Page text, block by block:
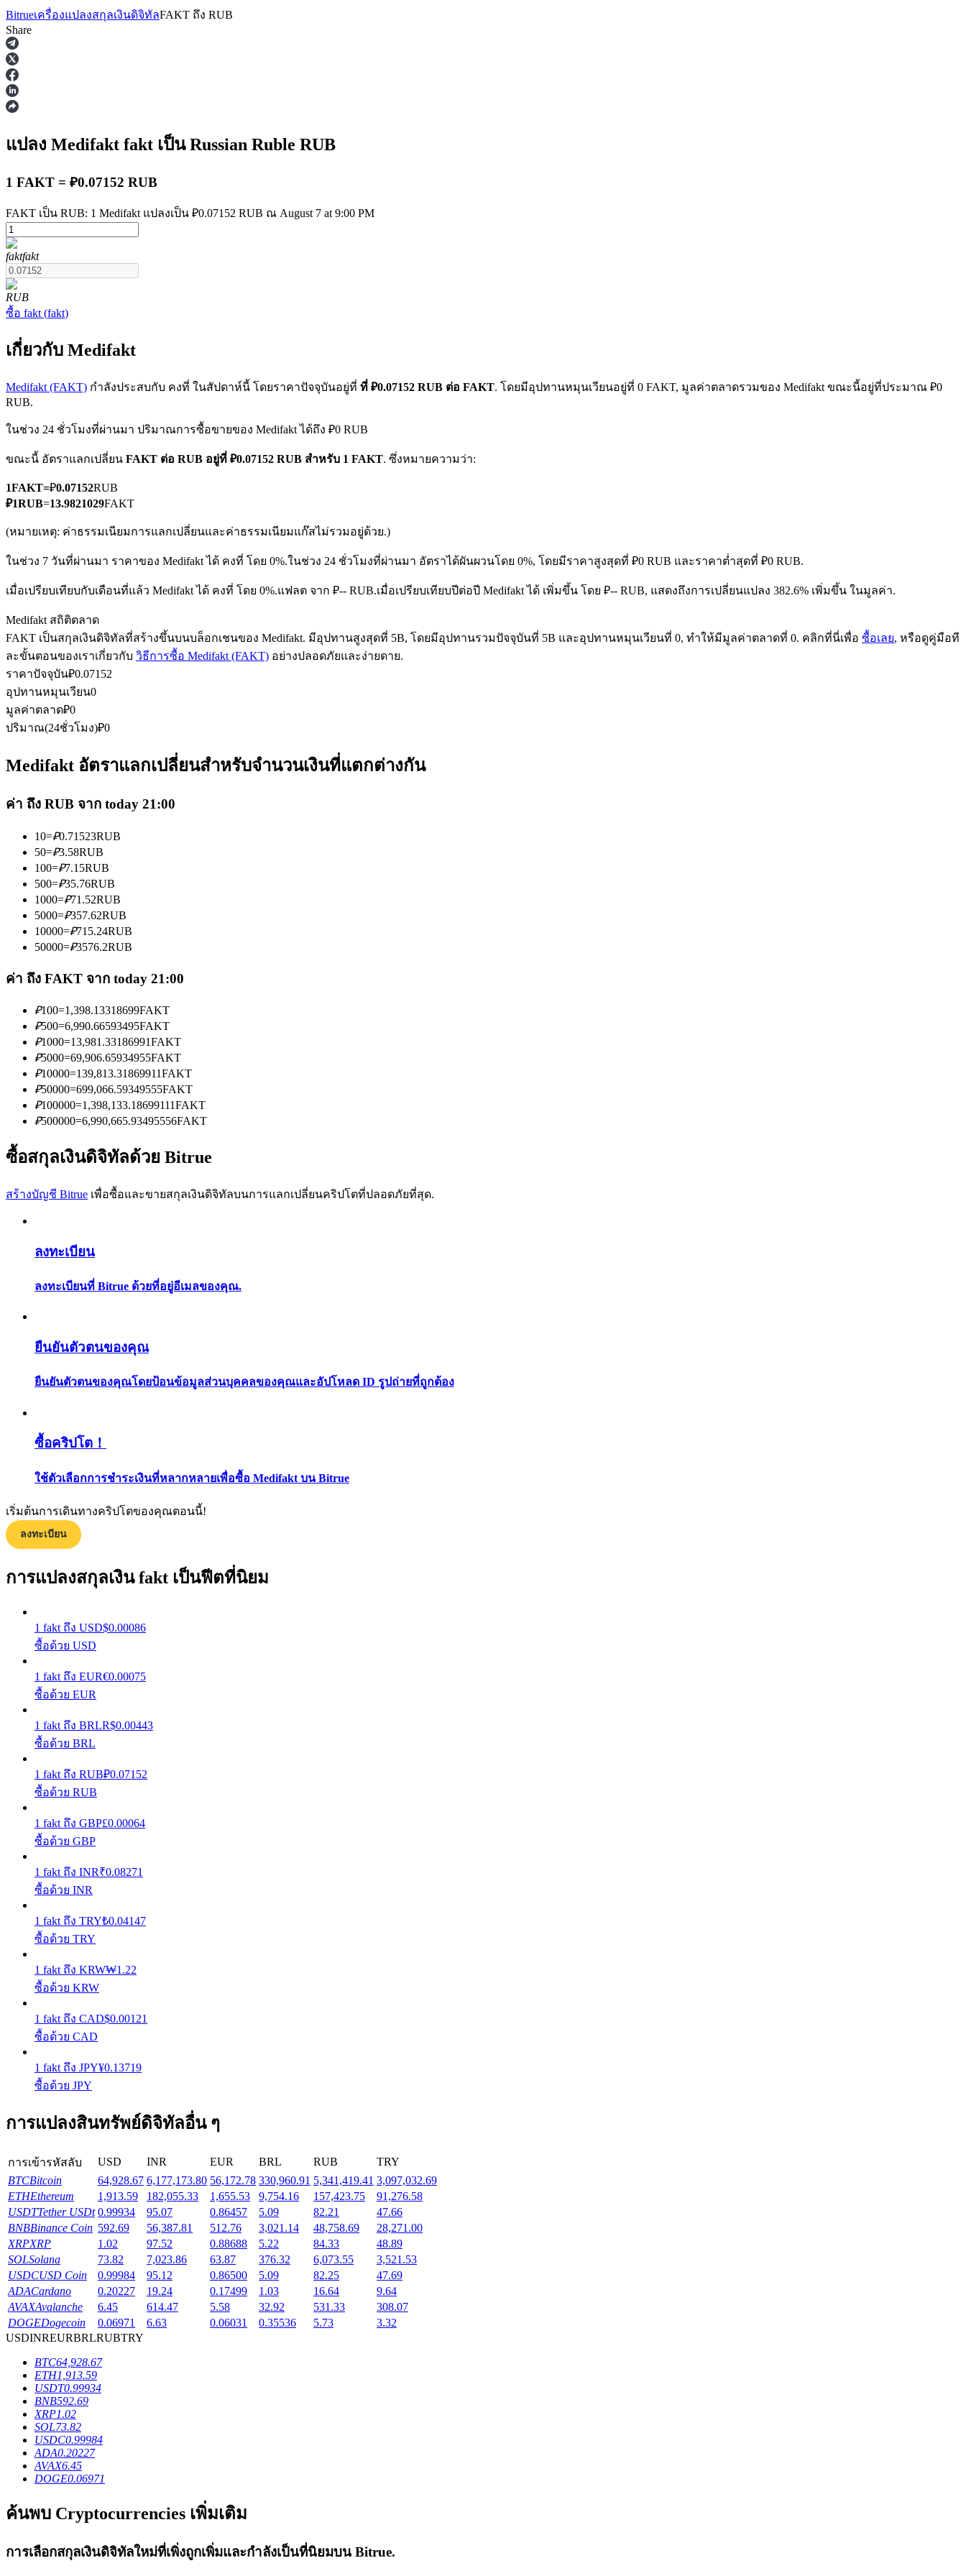
ฟิวเจอร์ส
ฟิวเจอร์ส USDT
อนุพันธ์ของหุ้น ฟอเร็กซ์ โลหะมีค่า และสินค้าโภคภัณฑ์
ฟิวเจอร์ส USDC
ฟิวเจอร์สที่ใช้ USDC เป็นหลักประกัน
คัดลอกการซื้อขาย
เข้าร่วมกับเทรดเดอร์ชั้นนำ
เป็นเทรดเดอร์คัดลอก
เพลิดเพลินกับการแบ่งปันผลกำไรและค่าคอมมิชชั่นการคัดลอกการซื้อขาย
ข้อมูล
การวิเคราะห์ข้อมูลขนาดใหญ่ รวมถึงข้อมูลการค้า ฯลฯ
เรียนรู้วิธีการรักษาผลกำไร
ได้รับ
พาวเวอร์พิกกี้
รับรางวัลการแข่งขันทุกวัน
การปักหลัก
ผลตอบแทนสูงและเข้าถึงได้ทันที
Launchpool
การเซ้งแบบยืดหยุ่นเพื่อรับโทเคนยอดนิยม
การล็อค BTR
การลงทุนพิเศษสำหรับผู้ถือ BTR
Bitrueเครื่องแปลงสกุลเงินดิจิทัลFAKT ถึง RUB
Share
แปลง Medifakt fakt เป็น Russian Ruble RUB
1 FAKT = ₽0.07152 RUB
FAKT เป็น RUB: 1 Medifakt แปลงเป็น ₽0.07152 RUB ณ August 7 at 9:00 PM
faktfakt
RUB
ซื้อ fakt (fakt)
เกี่ยวกับ Medifakt
Medifakt (FAKT) กำลังประสบกับ คงที่ ในสัปดาห์นี้ โดยราคาปัจจุบันอยู่ที่ ที่ ₽0.07152 RUB ต่อ FAKT. โดยมีอุปทานหมุนเวียนอยู่ที่ 0 FAKT, มูลค่าตลาดรวมของ Medifakt ขณะนี้อยู่ที่ประมาณ ₽0
RUB.
ในช่วง 24 ชั่วโมงที่ผ่านมา ปริมาณการซื้อขายของ Medifakt ได้ถึง ₽0 RUB
ขณะนี้ อัตราแลกเปลี่ยน FAKT ต่อ RUB อยู่ที่ ₽0.07152 RUB สำหรับ 1 FAKT. ซึ่งหมายความว่า:
1FAKT=₽0.07152RUB
₽1RUB=13.9821029FAKT
(หมายเหตุ: ค่าธรรมเนียมการแลกเปลี่ยนและค่าธรรมเนียมแก๊สไม่รวมอยู่ด้วย.)
ในช่วง 7 วันที่ผ่านมา ราคาของ Medifakt ได้ คงที่ โดย 0%.ในช่วง 24 ชั่วโมงที่ผ่านมา อัตราได้ผันผวนโดย 0%, โดยมีราคาสูงสุดที่ ₽0 RUB และราคาต่ำสุดที่ ₽0 RUB.
เมื่อเปรียบเทียบกับเดือนที่แล้ว Medifakt ได้ คงที่ โดย 0%.แฟลต จาก ₽-- RUB.เมื่อเปรียบเทียบปีต่อปี Medifakt ได้ เพิ่มขึ้น โดย ₽-- RUB, แสดงถึงการเปลี่ยนแปลง 382.6% เพิ่มขึ้น ในมูลค่า.
Medifakt สถิติตลาด
FAKT เป็นสกุลเงินดิจิทัลที่สร้างขึ้นบนบล็อกเชนของ Medifakt. มีอุปทานสูงสุดที่ 5B, โดยมีอุปทานรวมปัจจุบันที่ 5B และอุปทานหมุนเวียนที่ 0, ทำให้มีมูลค่าตลาดที่ 0. คลิกที่นี่เพื่อ ซื้อเลย, หรือดูคู่มือที
ละขั้นตอนของเราเกี่ยวกับ วิธีการซื้อ Medifakt (FAKT) อย่างปลอดภัยและง่ายดาย.
ราคาปัจจุบัน₽0.07152
อุปทานหมุนเวียน0
มูลค่าตลาด₽0
ปริมาณ(24ชั่วโมง)₽0
Medifakt อัตราแลกเปลี่ยนสำหรับจำนวนเงินที่แตกต่างกัน
ค่า ถึง RUB จาก today 21:00
10=₽0.71523RUB
50=₽3.58RUB
100=₽7.15RUB
500=₽35.76RUB
1000=₽71.52RUB
5000=₽357.62RUB
10000=₽715.24RUB
50000=₽3576.2RUB
ค่า ถึง FAKT จาก today 21:00
₽100=1,398.13318699FAKT
₽500=6,990.66593495FAKT
₽1000=13,981.33186991FAKT
₽5000=69,906.65934955FAKT
₽10000=139,813.31869911FAKT
₽50000=699,066.59349555FAKT
₽100000=1,398,133.18699111FAKT
₽500000=6,990,665.93495556FAKT
ซื้อสกุลเงินดิจิทัลด้วย Bitrue
สร้างบัญชี Bitrue เพื่อซื้อและขายสกุลเงินดิจิทัลบนการแลกเปลี่ยนคริปโตที่ปลอดภัยที่สุด.
ลงทะเบียน
ลงทะเบียนที่ Bitrue ด้วยที่อยู่อีเมลของคุณ.
ยืนยันตัวตนของคุณ
ยืนยันตัวตนของคุณโดยป้อนข้อมูลส่วนบุคคลของคุณและอัปโหลด ID รูปถ่ายที่ถูกต้อง
ซื้อคริปโต！
ใช้ตัวเลือกการชำระเงินที่หลากหลายเพื่อซื้อ Medifakt บน Bitrue
เริ่มต้นการเดินทางคริปโตของคุณตอนนี้!
ลงทะเบียน
การแปลงสกุลเงิน fakt เป็นฟีตที่นิยม
1 fakt ถึง USD$0.00086
ซื้อด้วย USD
1 fakt ถึง EUR€0.00075
ซื้อด้วย EUR
1 fakt ถึง BRLR$0.00443
ซื้อด้วย BRL
1 fakt ถึง RUB₽0.07152
ซื้อด้วย RUB
1 fakt ถึง GBP£0.00064
ซื้อด้วย GBP
1 fakt ถึง INR₹0.08271
ซื้อด้วย INR
1 fakt ถึง TRY₺0.04147
ซื้อด้วย TRY
1 fakt ถึง KRW₩1.22
ซื้อด้วย KRW
1 fakt ถึง CAD$0.00121
ซื้อด้วย CAD
1 fakt ถึง JPY¥0.13719
ซื้อด้วย JPY
การแปลงสินทรัพย์ดิจิทัลอื่น ๆ
การเข้ารหัสลับ USD INR EUR BRL RUB
TRY
BTCBitcoin 64,928.67 6,177,173.80 56,172.78 330,960.91 5,341,419.41 3,097,032.69
ETHEthereum 1,913.59 182,055.33 1,655.53 9,754.16 157,423.75
91,276.58
USDTTether USDt 0.99934 95.07 0.86457 5.09 82.21
47.66
BNBBinance Coin 592.69 56,387.81 512.76 3,021.14 48,758.69
28,271.00
XRPXRP 1.02 97.52 0.88688 5.22 84.33
48.89
SOLSolana 73.82 7,023.86 63.87 376.32 6,073.55
3,521.53
USDCUSD Coin 0.99984 95.12 0.86500 5.09 82.25
47.69
ADACardano 0.20227 19.24 0.17499 1.03 16.64
9.64
AVAXAvalanche 6.45 614.47 5.58 32.92 531.33
308.07
DOGEDogecoin 0.06971 6.63 0.06031 0.35536 5.73
3.32
USDINREURBRLRUBTRY
BTC64,928.67
ETH1,913.59
USDT0.99934
BNB592.69
XRP1.02
SOL73.82
USDC0.99984
ADA0.20227
AVAX6.45
DOGE0.06971
ค้นพบ Cryptocurrencies เพิ่มเติม
การเลือกสกุลเงินดิจิทัลใหม่ที่เพิ่งถูกเพิ่มและกำลังเป็นที่นิยมบน Bitrue.